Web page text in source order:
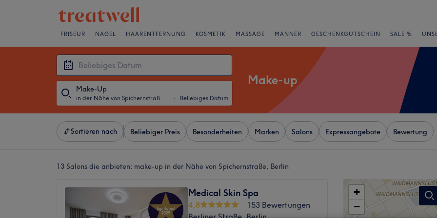
FRISEUR NÄGEL HAARENTFERNUNG KOSMETIK MASSAGE MÄNNER GESCHENKGUTSCHEIN SALE %
Make-Up
in der Nähe von Spichernstraße, Berlin ・ Beliebiges Datum
Make-up
Sortieren nach Beliebiger Preis Besonderheiten Marken Salons Expressangebote Bewertung
13 Salons die anbieten: make-up in der Nähe von Spichernstraße, Berlin
Medical Skin Spa
4,8
153 Bewertungen
+
−